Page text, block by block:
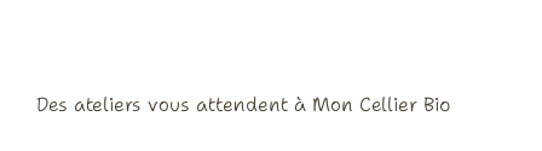
Des ateliers vous attendent à Mon Cellier Bio